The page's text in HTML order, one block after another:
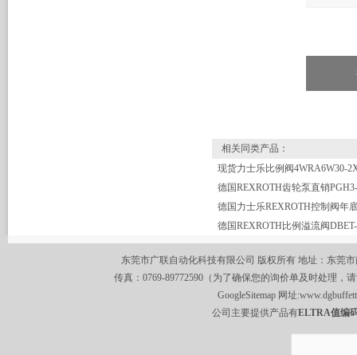
相关同类产品：
德国力士乐REXROTH控制阀年
东莞市广联自动化科技有限公司 版权所有 地址：东莞
传真：0769-89772590（为了确保您的询价单及时处理，
GoogleSitemap 网址:
公司主要提供产品有ELTRA值编